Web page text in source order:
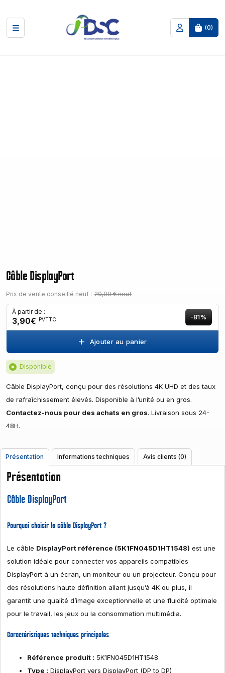
(0)
Câble DisplayPort
Prix de vente conseillé neuf : 20,00 € neuf
À partir de :
3,90€ PVTTC -81%
Ajouter au panier
Disponible
Câble DisplayPort, conçu pour des résolutions 4K UHD et des taux
de rafraîchissement élevés. Disponible à l’unité ou en gros.
Contactez-nous pour des achats en gros. Livraison sous 24-
48H.
Présentation Informations techniques Avis clients (0)
Présentation
Câble DisplayPort
Pourquoi choisir le câble DisplayPort ?
Le câble DisplayPort référence (5K1FN045D1HT1548) est une
solution idéale pour connecter vos appareils compatibles
DisplayPort à un écran, un moniteur ou un projecteur. Conçu pour
des résolutions haute définition allant jusqu’à 4K ou plus, il
garantit une qualité d’image exceptionnelle et une fluidité optimale
pour le travail, les jeux ou la consommation multimédia.
Caractéristiques techniques principales
Référence produit : 5K1FN045D1HT1548
Type : DisplayPort vers DisplayPort (DP to DP)